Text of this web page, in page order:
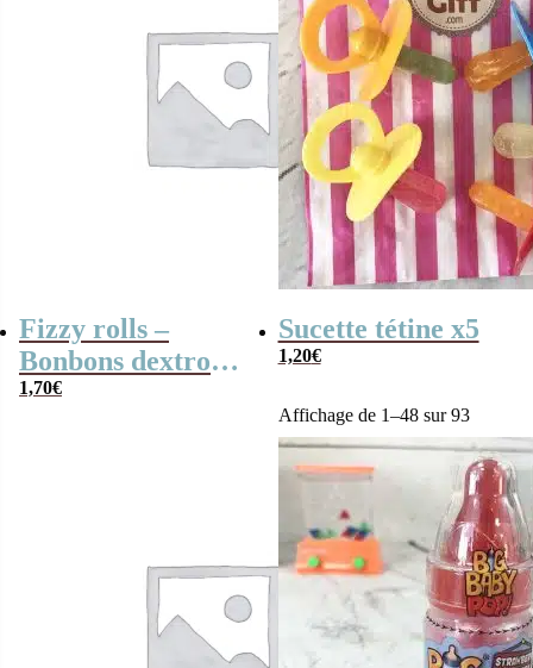
Fizzy rolls –
Bonbons dextrose
x 10
1,70€
Sucette tétine x5
1,20€
Affichage de 1–48 sur 93